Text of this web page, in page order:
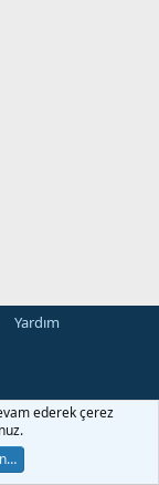
Yardım
ederek çerez